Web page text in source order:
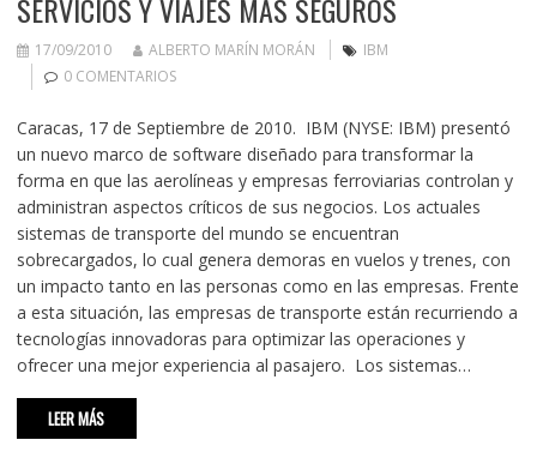
SERVICIOS Y VIAJES MÁS SEGUROS
17/09/2010 ALBERTO MARÍN MORÁN
IBM
0 COMENTARIOS
Caracas, 17 de Septiembre de 2010. IBM (NYSE: IBM) presentó
un nuevo marco de software diseñado para transformar la
forma en que las aerolíneas y empresas ferroviarias controlan y
administran aspectos críticos de sus negocios. Los actuales
sistemas de transporte del mundo se encuentran
sobrecargados, lo cual genera demoras en vuelos y trenes, con
un impacto tanto en las personas como en las empresas. Frente
a esta situación, las empresas de transporte están recurriendo a
tecnologías innovadoras para optimizar las operaciones y
ofrecer una mejor experiencia al pasajero. Los sistemas…
LEER MÁS